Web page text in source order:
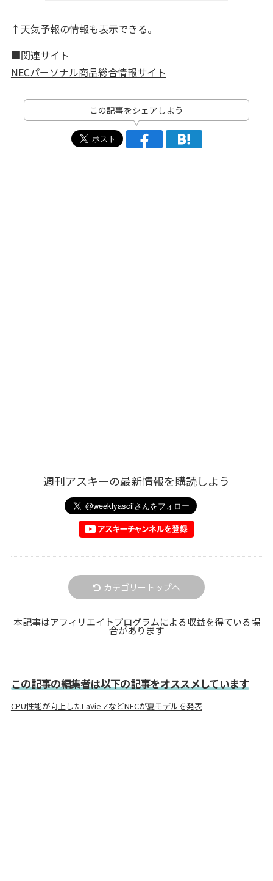
↑天気予報の情報も表示できる。
■関連サイト
NECパーソナル商品総合情報サイト
この記事をシェアしよう
週刊アスキーの最新情報を購読しよう
カテゴリートップへ
本記事はアフィリエイトプログラムによる収益を得ている場
合があります
この記事の編集者は以下の記事をオススメしています
CPU性能が向上したLaVie ZなどNECが夏モデルを発表